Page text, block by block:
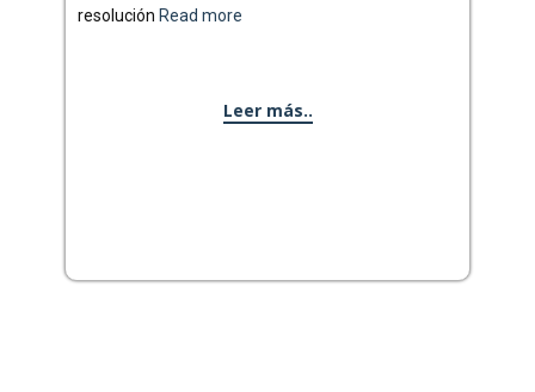
resolución Read more
Leer más..